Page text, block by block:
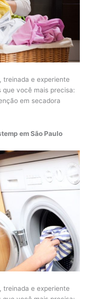
treinada e experiente
que você mais precisa:
em secadora
em São Paulo
treinada e experiente